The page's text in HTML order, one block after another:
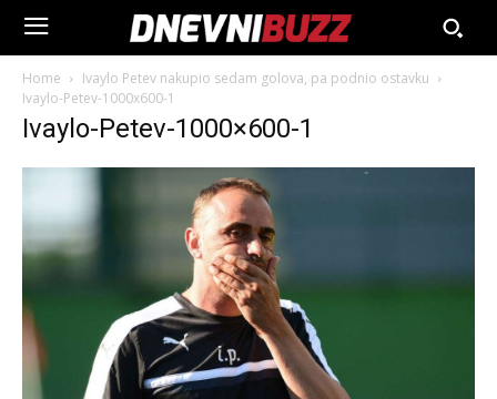
Home
Ivaylo Petev nakupio sedam golova, pa podnio ostavku
Ivaylo-Petev-1000x600-1
Ivaylo-Petev-1000×600-1